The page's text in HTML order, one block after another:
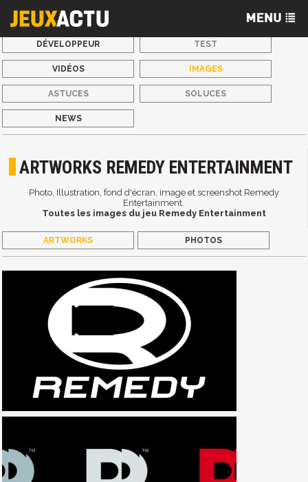
DÉVELOPPEUR TEST
VIDÉOS IMAGES
ASTUCES SOLUCES
NEWS
ARTWORKS REMEDY ENTERTAINMENT
Photo, Illustration, fond d'écran, image et screenshot Remedy
Entertainment.
Toutes les images du jeu Remedy Entertainment
ARTWORKS PHOTOS